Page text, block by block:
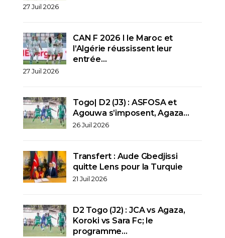
27 Juil 2026
CAN F 2026 I le Maroc et
l’Algérie réussissent leur
entrée…
27 Juil 2026
Togo| D2 (J3) : ASFOSA et
Agouwa s’imposent, Agaza…
26 Juil 2026
Transfert : Aude Gbedjissi
quitte Lens pour la Turquie
21 Juil 2026
D2 Togo (J2) : JCA vs Agaza,
Koroki vs Sara Fc; le
programme…